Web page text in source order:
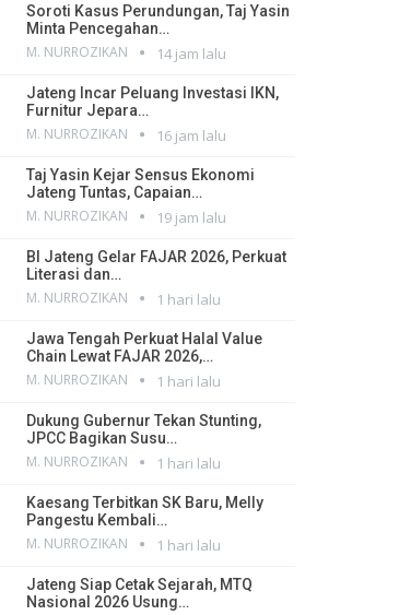
Soroti Kasus Perundungan, Taj Yasin
Minta Pencegahan…
M. NURROZIKAN 14 jam lalu
Jateng Incar Peluang Investasi IKN,
Furnitur Jepara…
M. NURROZIKAN 16 jam lalu
Taj Yasin Kejar Sensus Ekonomi
Jateng Tuntas, Capaian…
M. NURROZIKAN 19 jam lalu
BI Jateng Gelar FAJAR 2026, Perkuat
Literasi dan…
M. NURROZIKAN 1 hari lalu
Jawa Tengah Perkuat Halal Value
Chain Lewat FAJAR 2026,…
M. NURROZIKAN 1 hari lalu
Dukung Gubernur Tekan Stunting,
JPCC Bagikan Susu…
M. NURROZIKAN 1 hari lalu
Kaesang Terbitkan SK Baru, Melly
Pangestu Kembali…
M. NURROZIKAN 1 hari lalu
Jateng Siap Cetak Sejarah, MTQ
Nasional 2026 Usung…